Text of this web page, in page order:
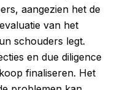
aangezien het de
van het
schouders legt.
en due diligence
finaliseren. Het